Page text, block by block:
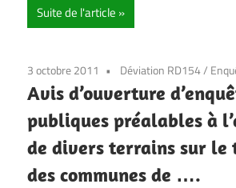
Suite de l'article
3 octobre 2011 Déviation RD154/
Avis d’ouverture
publiques préalables à
de divers terrains sur
des communes de ….